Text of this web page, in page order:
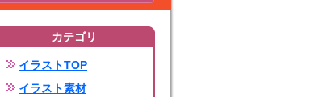
カテゴリ
イラストTOP
イラスト素材